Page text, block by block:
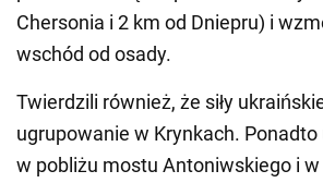
Chersonia i 2 km od Dniepru) i
wschód od osady.
Twierdzili również, że siły
ugrupowanie w Krynkach.
w pobliżu mostu Antoniwskiego i